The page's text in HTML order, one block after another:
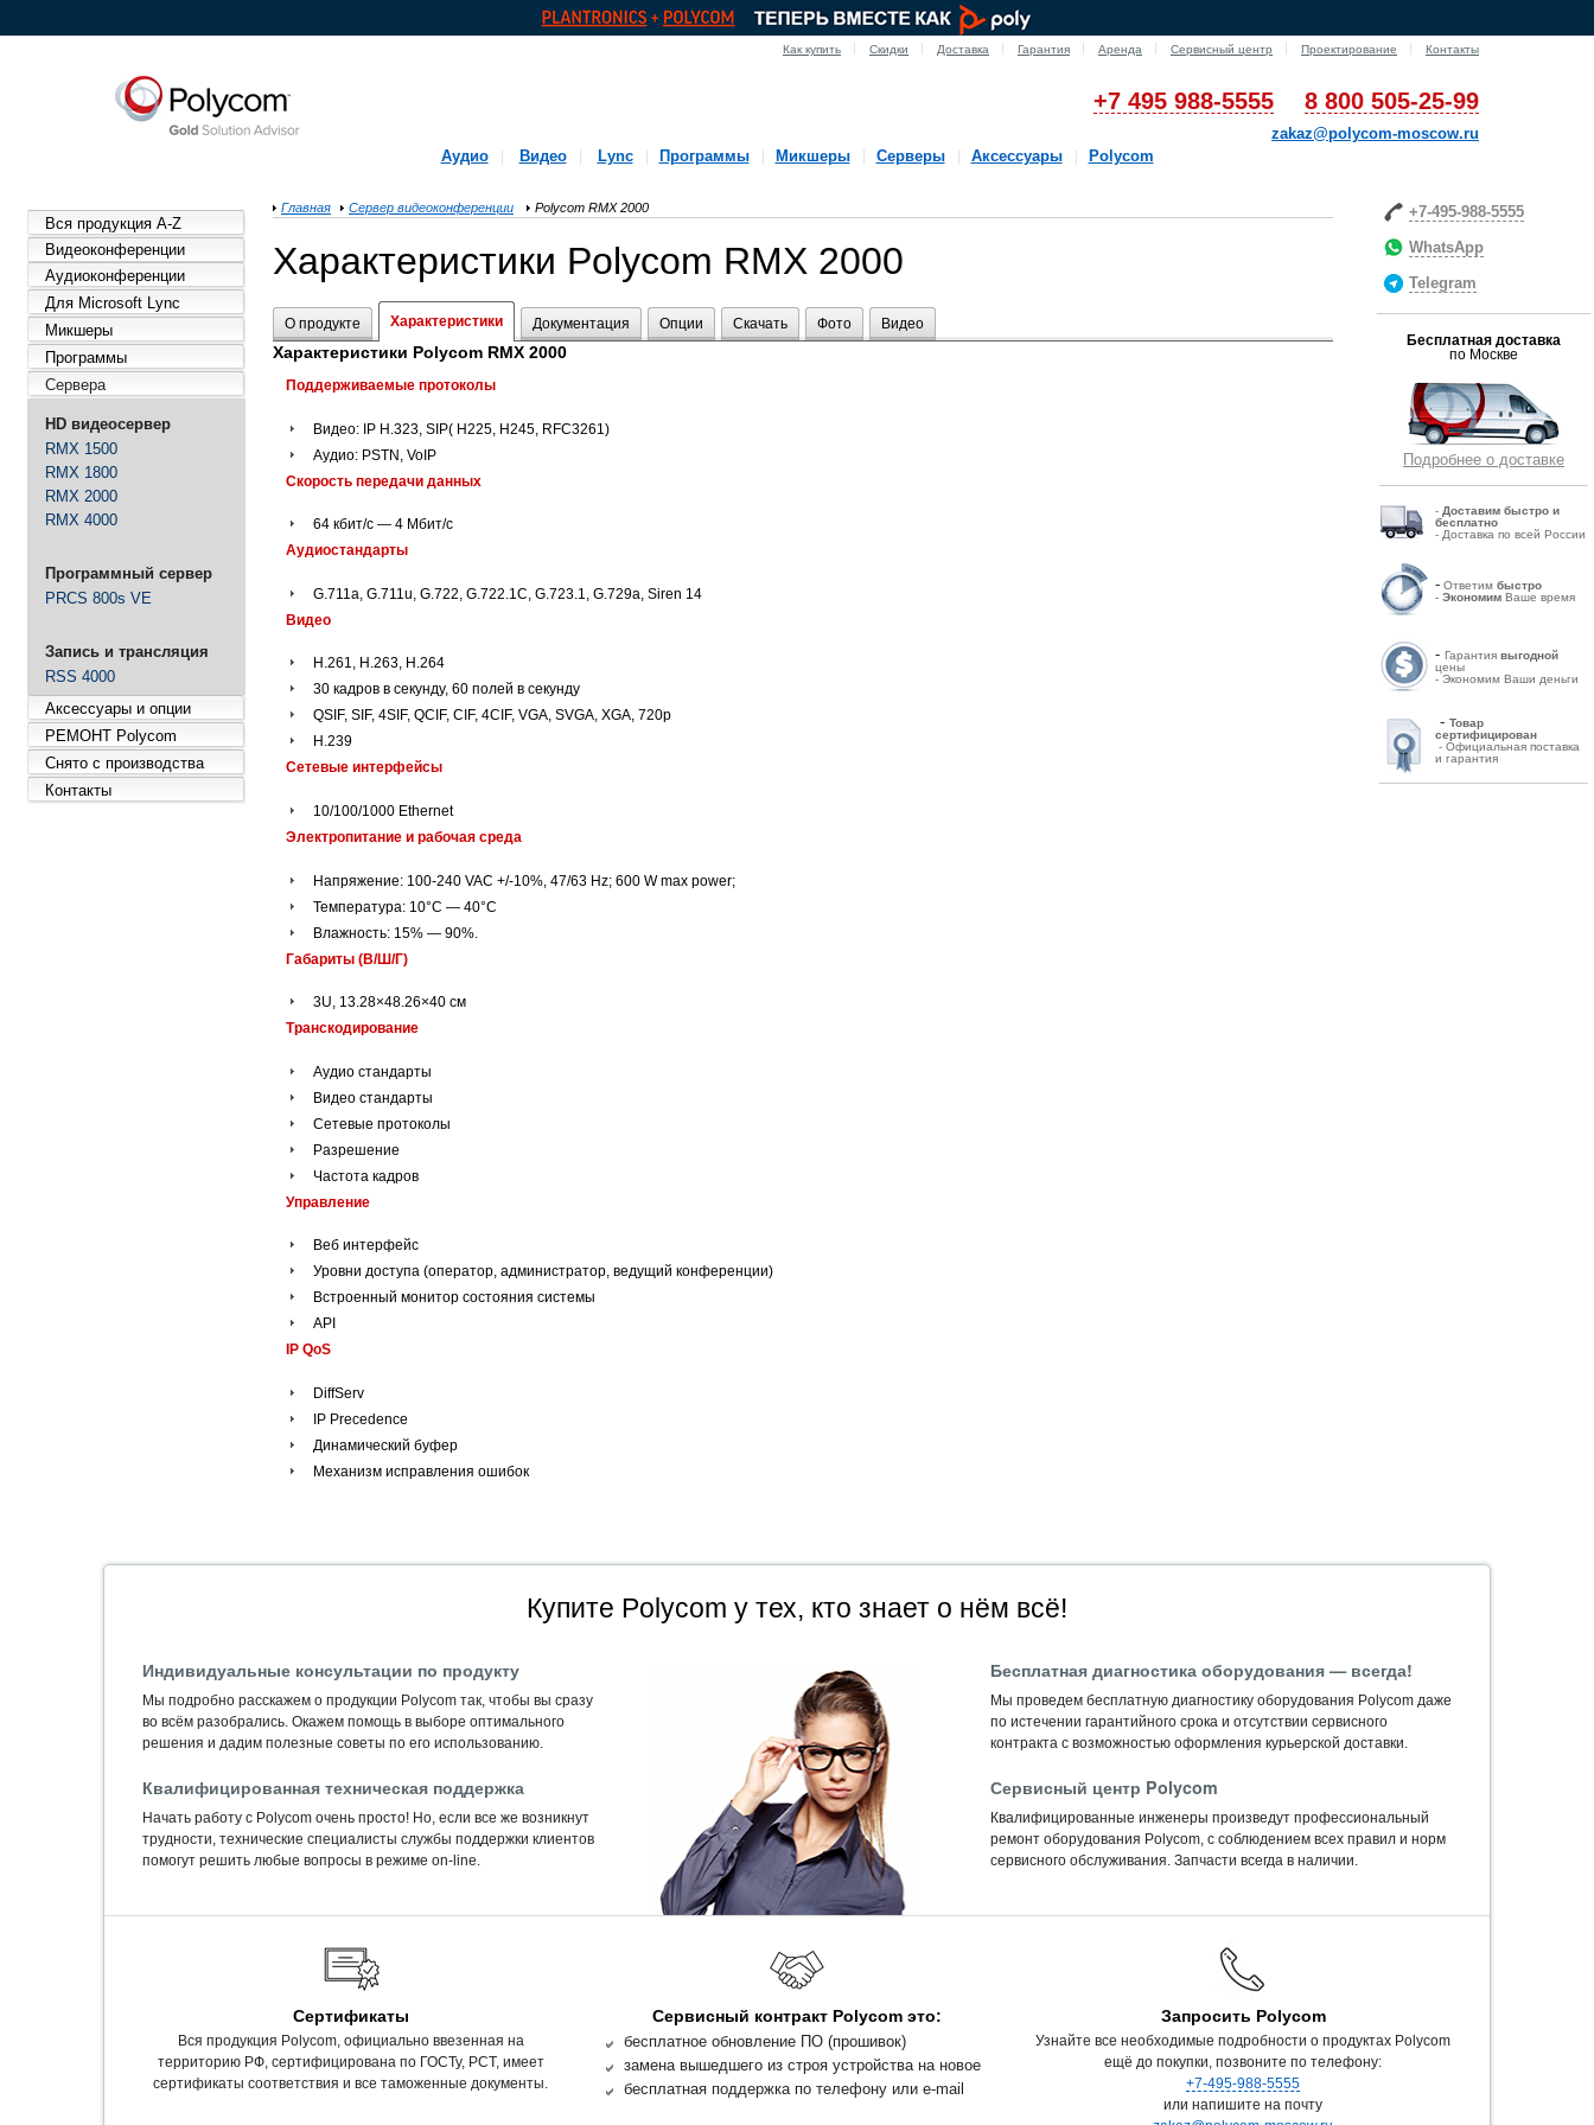
Как купить Скидки Доставка Гарантия Аренда Сервисный центр Проектирование Контакты
+7 495 988-5555 8 800 505-25-99
zakaz@polycom-moscow.ru
Аудио
Видео Lync Программы Микшеры Серверы Аксессуары Polycom
Вся продукция A-Z
Видеоконференции
Аудиоконференции
Для Microsoft Lync
Микшеры
Программы
Сервера
HD видеосервер
RMX 1500
RMX 1800
RMX 2000
RMX 4000
Программный сервер
PRCS 800s VE
Запись и трансляция
RSS 4000
Аксессуары и опции
РЕМОНТ Polycom
Снято с производства
Контакты
+7-495-988-5555
WhatsApp
Telegram
Бесплатная доставка
по Москве
Подробнее о доставке
- Доставим быстро и
бесплатно
- Доставка по всей России
- Ответим быстро
- Экономим Ваше время
- Гарантия выгодной
цены
- Экономим Ваши деньги
- Товар
сертифицирован
- Официальная поставка
и гарантия
Главная Сервер видеоконференции Polycom RMX 2000
Характеристики Polycom RMX 2000
О продукте Характеристики Документация Опции Скачать Фото Видео
Характеристики Polycom RMX 2000
Поддерживаемые протоколы
Видео: IP H.323, SIP( H225, H245, RFC3261)
Аудио: PSTN, VoIP
Скорость передачи данных
64 кбит/с — 4 Мбит/с
Аудиостандарты
G.711a, G.711u, G.722, G.722.1C, G.723.1, G.729a, Siren 14
Видео
Н.261, Н.263, Н.264
30 кадров в секунду, 60 полей в секунду
QSIF, SIF, 4SIF, QCIF, CIF, 4CIF, VGA, SVGA, XGA, 720p
H.239
Сетевые интерфейсы
10/100/1000 Ethernet
Электропитание и рабочая среда
Напряжение: 100-240 VAC +/-10%, 47/63 Hz; 600 W max power;
Температура: 10°С — 40°С
Влажность: 15% — 90%.
Габариты (В/Ш/Г)
3U, 13.28×48.26×40 см
Транскодирование
Аудио стандарты
Видео стандарты
Сетевые протоколы
Разрешение
Частота кадров
Управление
Веб интерфейс
Уровни доступа (оператор, администратор, ведущий конференции)
Встроенный монитор состояния системы
API
IP QoS
DiffServ
IP Precedence
Динамический буфер
Механизм исправления ошибок
Купите Polycom у тех, кто знает о нём всё!
Индивидуальные консультации по продукту
Мы подробно расскажем о продукции Polycom так, чтобы вы сразу
во всём разобрались. Окажем помощь в выборе оптимального
решения и дадим полезные советы по его использованию.
Квалифицированная техническая поддержка
Начать работу с Polycom очень просто! Но, если все же возникнут
трудности, технические специалисты службы поддержки клиентов
помогут решить любые вопросы в режиме on-line.
Бесплатная диагностика оборудования — всегда!
Мы проведем бесплатную диагностику оборудования Polycom даже
по истечении гарантийного срока и отсутствии сервисного
контракта с возможностью оформления курьерской доставки.
Сервисный центр Polycom
Квалифицированные инженеры произведут профессиональный
ремонт оборудования Polycom, c соблюдением всех правил и норм
сервисного обслуживания. Запчасти всегда в наличии.
Сертификаты
Вся продукция Polycom, официально ввезенная на
территорию РФ, сертифицирована по ГОСТу, РСТ, имеет
сертификаты соответствия и все таможенные документы.
Сервисный контракт Polycom это:
бесплатное обновление ПО (прошивок)
замена вышедшего из строя устройства на новое
бесплатная поддержка по телефону или e-mail
Запросить Polycom
Узнайте все необходимые подробности о продуктах Polycom
ещё до покупки, позвоните по телефону:
+7-495-988-5555
или напишите на почту